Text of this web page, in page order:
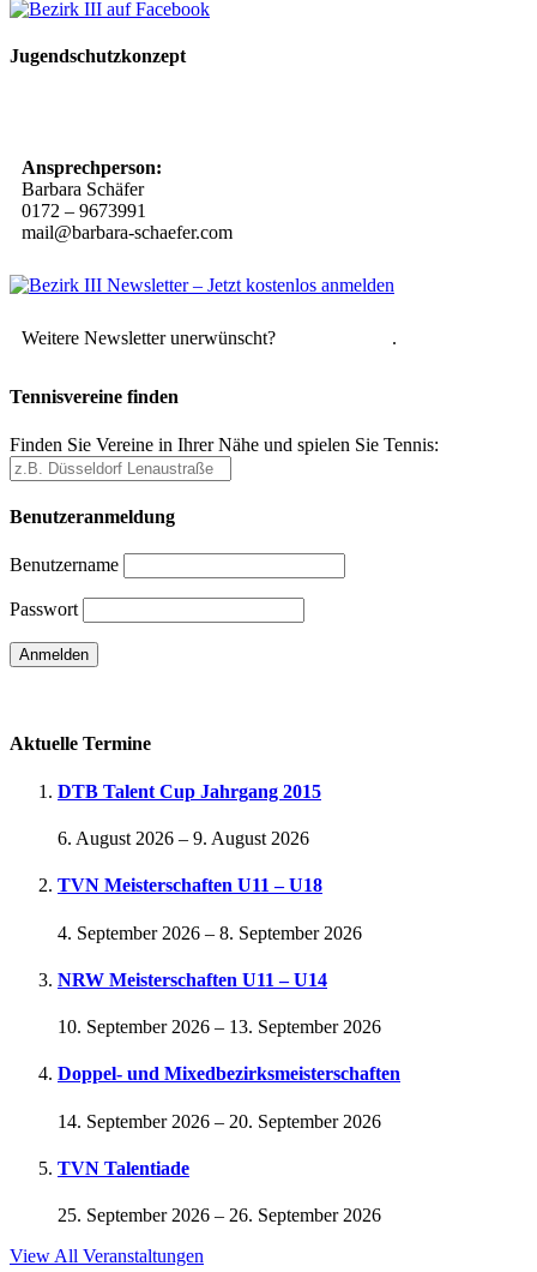
Jugendschutzkonzept
Ansprechperson:
Barbara Schäfer
0172 – 9673991
mail@barbara-schaefer.com
Weitere Newsletter unerwünscht? .
Tennisvereine finden
Finden Sie Vereine in Ihrer Nähe und spielen Sie Tennis:
Benutzeranmeldung
Benutzername
Passwort
Aktuelle Termine
DTB Talent Cup Jahrgang 2015
6. August 2026 – 9. August 2026
TVN Meisterschaften U11 – U18
4. September 2026 – 8. September 2026
NRW Meisterschaften U11 – U14
10. September 2026 – 13. September 2026
Doppel- und Mixedbezirksmeisterschaften
14. September 2026 – 20. September 2026
TVN Talentiade
25. September 2026 – 26. September 2026
View All Veranstaltungen